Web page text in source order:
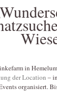
in
der Location –
organisiert.